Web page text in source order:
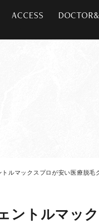
ACCESS
トルマックスプロが安い医療脱
ントルマッ